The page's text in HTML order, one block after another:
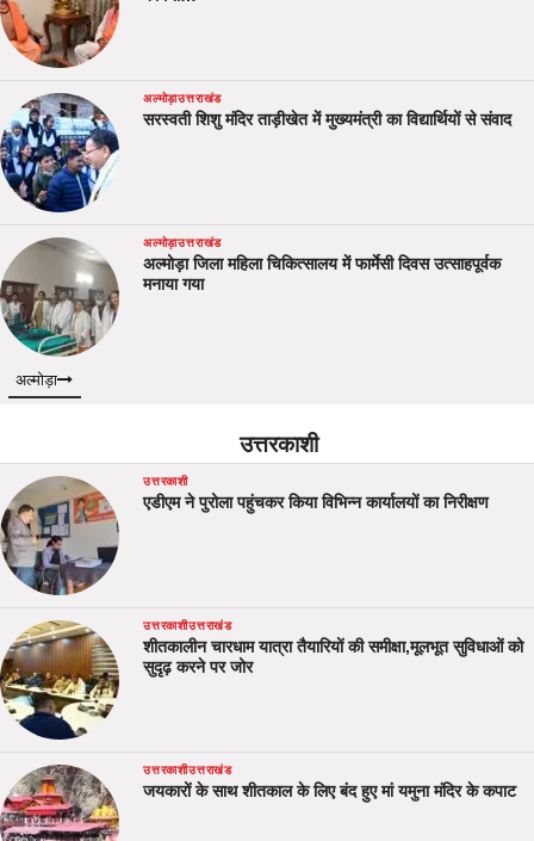
अल्मोड़ाउत्तराखंड
सरस्वती शिशु मंदिर ताड़ीखेत में मुख्यमंत्री का विद्यार्थियों से संवाद
अल्मोड़ाउत्तराखंड
अल्मोड़ा जिला महिला चिकित्सालय में फार्मेसी दिवस उत्साहपूर्वक
मनाया गया
अल्मोड़ा
उत्तरकाशी
उत्तरकाशी
एडीएम ने पुरोला पहुंचकर किया विभिन्न कार्यालयों का निरीक्षण
उत्तरकाशीउत्तराखंड
शीतकालीन चारधाम यात्रा तैयारियों की समीक्षा,मूलभूत सुविधाओं को
सुदृढ़ करने पर जोर
उत्तरकाशीउत्तराखंड
जयकारों के साथ शीतकाल के लिए बंद हुए मां यमुना मंदिर के कपाट